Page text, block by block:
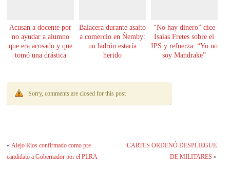
Acusan a docente por
no ayudar a alumno
que era acosado y que
tomó una drástica
Balacera durante asalto
a comercio en Ñemby:
un ladrón estaría
herido
“No hay dinero” dice
Isaías Fretes sobre el
IPS y refuerza: “Yo no
soy Mandrake”
Sorry, comments are closed for this post
«Alejo Ríos confirmado como pre
candidato a Gobernador por el PLRA
CARTES ORDENÓ DESPLIEGUE
DE MILITARES »